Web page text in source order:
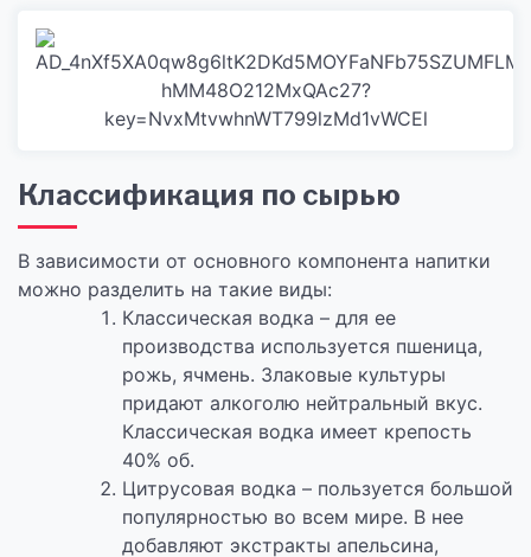
Классификация по сырью
В зависимости от основного компонента напитки
можно разделить на такие виды:
Классическая водка – для ее
производства используется пшеница,
рожь, ячмень. Злаковые культуры
придают алкоголю нейтральный вкус.
Классическая водка имеет крепость
40% об.
Цитрусовая водка – пользуется большой
популярностью во всем мире. В нее
добавляют экстракты апельсина,